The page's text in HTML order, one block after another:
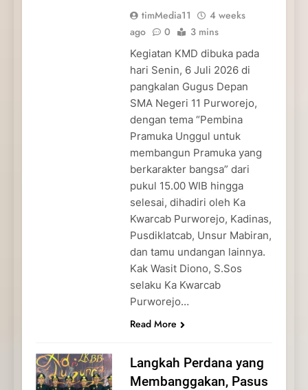
timMedia11
4 weeks
ago
0 3 mins
Kegiatan KMD dibuka pada
hari Senin, 6 Juli 2026 di
pangkalan Gugus Depan
SMA Negeri 11 Purworejo,
dengan tema “Pembina
Pramuka Unggul untuk
membangun Pramuka yang
berkarakter bangsa” dari
pukul 15.00 WIB hingga
selesai, dihadiri oleh Ka
Kwarcab Purworejo, Kadinas,
Pusdiklatcab, Unsur Mabiran,
dan tamu undangan lainnya.
Kak Wasit Diono, S.Sos
selaku Ka Kwarcab
Purworejo…
Read More
Langkah Perdana yang
Membanggakan, Pasus